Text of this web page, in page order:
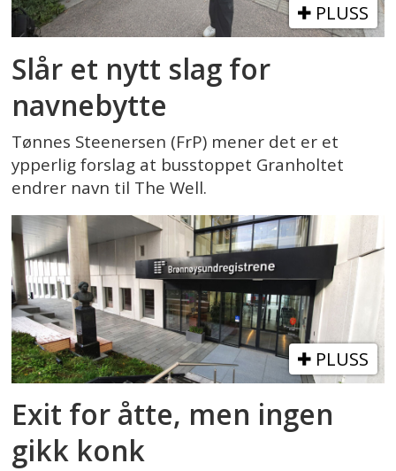
PLUSS
Slår et nytt slag for
navnebytte
Tønnes Steenersen (FrP) mener det er et
ypperlig forslag at busstoppet Granholtet
endrer navn til The Well.
PLUSS
Exit for åtte, men ingen
gikk konk